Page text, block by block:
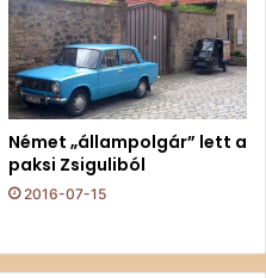
Német „állampolgár” lett a
paksi Zsiguliból
2016-07-15